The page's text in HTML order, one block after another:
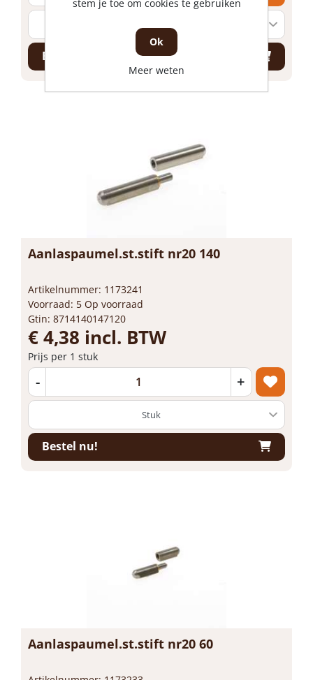
Bestel nu!
Aanlaspaumel.st.stift nr20 140
Artikelnummer: 1173241
Voorraad: 5 Op voorraad
Gtin: 8714140147120
€ 4,38 incl. BTW
Prijs per 1 stuk
- +
Bestel nu!
Aanlaspaumel.st.stift nr20 60
stem je toe om cookies te gebruiken
Ok
Meer weten